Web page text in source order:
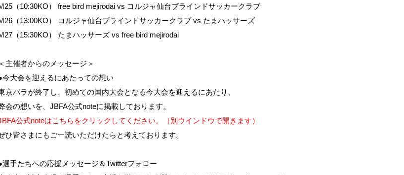
（10:30KO） free bird mejirodai vs コルジャ仙台ブラインドサッカークラブ
（13:00KO） コルジャ仙台ブラインドサッカークラブ vs たまハッサーズ
（15:30KO） たまハッサーズ vs free bird mejirodai
＜主催者からのメッセージ＞
今大会を迎えるにあたっての想い
京パラが終了し、初めての国内大会となる今大会を迎えるにあたり、
会の想いを、JBFA公式noteに掲載しております。
公式noteはこちらをクリックしてください。（別ウインドウで開きます）
けたらと考えております。
ージ＆Twitterフォロー